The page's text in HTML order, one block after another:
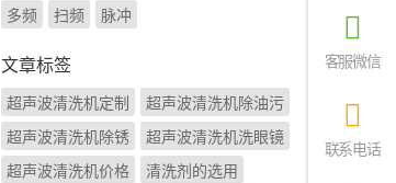
多频
扫频 脉冲
文章标签
超声波清洗机定制
超声波清洗机除油污
超声波清洗机除锈
超声波清洗机洗眼镜
超声波清洗机价格
清洗剂的选用
客服微信
联系电话